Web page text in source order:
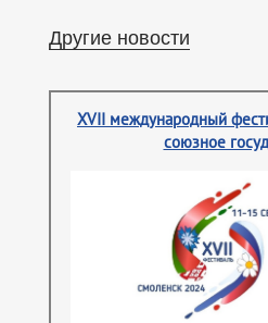
Другие новости
XVII международный
союзное